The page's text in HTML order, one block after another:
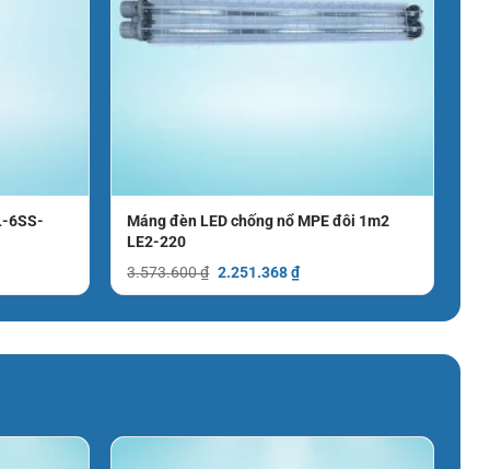
6SS-
Máng đèn LED chống nổ MPE đôi 1m2
LE2-220
3.573.600₫ Giá
3.573.600 ₫.
2.251.368₫Giá
hiện
là: